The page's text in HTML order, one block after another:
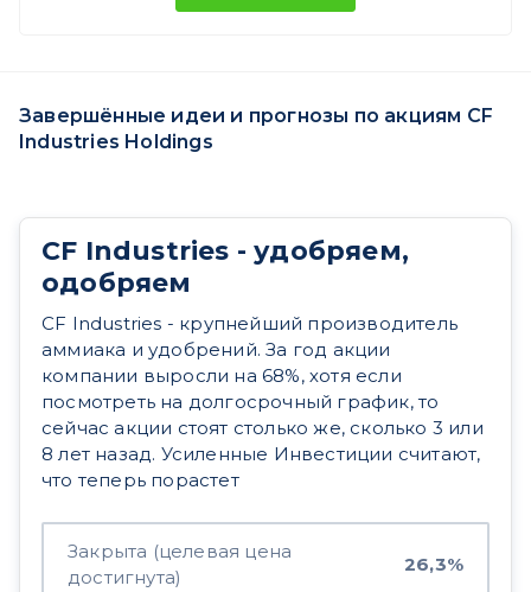
Завершённые идеи и прогнозы по акциям CF
Industries Holdings
CF Industries - удобряем,
одобряем
CF Industries - крупнейший производитель
аммиака и удобрений. За год акции
компании выросли на 68%, хотя если
посмотреть на долгосрочный график, то
сейчас акции стоят столько же, сколько 3 или
8 лет назад. Усиленные Инвестиции считают,
что теперь порастет
Закрыта (целевая цена
достигнута)
26,3%